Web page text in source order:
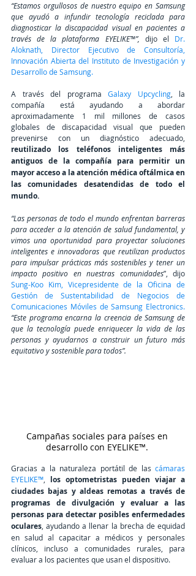
“Estamos orgullosos de nuestro equipo en Samsung
que ayudó a infundir tecnología reciclada para
diagnosticar la discapacidad visual en pacientes a
través de la plataforma EYELIKE™”, dijo el Dr.
Aloknath, Director Ejecutivo de Consultoría,
Innovación Abierta del Instituto de Investigación y
Desarrollo de Samsung.
A través del programa Galaxy Upcycling, la
compañía está ayudando a abordar
aproximadamente 1 mil millones de casos
globales de discapacidad visual que pueden
reutilizado los teléfonos inteligentes más
antiguos de la compañía para permitir un
mayor acceso a la atención médica oftálmica en
las comunidades desatendidas de todo el
mundo.
“Las personas de todo el mundo enfrentan barreras
para acceder a la atención de salud fundamental, y
vimos una oportunidad para proyectar soluciones
inteligentes e innovadoras que reutilizan productos
para impulsar prácticas más sostenibles y tener un
impacto positivo en nuestras comunidades”, dijo
Sung-Koo Kim, Vicepresidente de la Oficina de
Gestión de Sustentabilidad de Negocios de
“Este programa encarna la creencia de Samsung de
que la tecnología puede enriquecer la vida de las
personas y ayudarnos a construir un futuro más
equitativo y sostenible para todos”.
Campañas sociales para países en
desarrollo con EYELIKE™.
Gracias a la naturaleza portátil de las cámaras
EYELIKE™
los optometristas pueden viajar a
ciudades bajas y aldeas remotas a través de
programas de divulgación y evaluar a las
personas para detectar posibles enfermedades
oculares , ayudando a llenar la brecha de equidad
en salud al capacitar a médicos y personales
clínicos, incluso a comunidades rurales, para
evaluar a los pacientes que usan el dispositivo.